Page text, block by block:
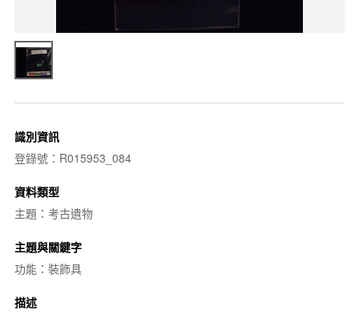
識別資訊
登錄號：R015953_084
資料類型
主題：考古遺物
主題與關鍵字
功能：裝飾具
描述